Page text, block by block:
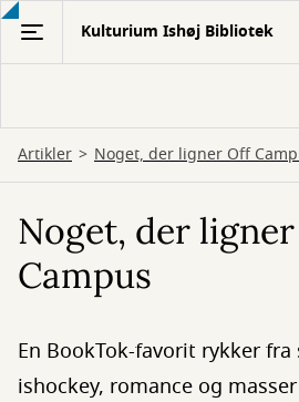
Gå
hovedindhold
Kulturium Ishøj Bibliotek
Artikler Noget, der ligner Off
Noget, der
Campus
En BookTok-favorit rykker
ishockey, romance og